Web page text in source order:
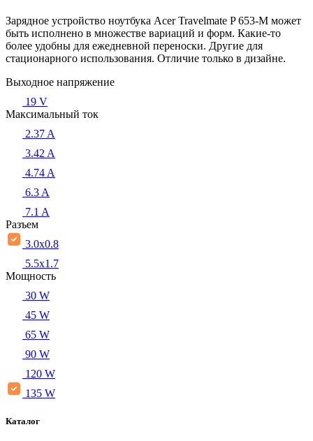
Зарядное устройство ноутбука Acer Travelmate P 653-M может
быть исполнено в множестве вариаций и форм. Какие-то
более удобны для ежедневной переноски. Другие для
стационарного использования. Отличие только в дизайне.
Выходное напряжение
19 V
Максимальный ток
2.37 A
3.42 A
4.74 A
6.3 A
7.1 A
Разъем
3.0x0.8
5.5х1.7
Мощность
30 W
45 W
65 W
90 W
120 W
135 W
Каталог